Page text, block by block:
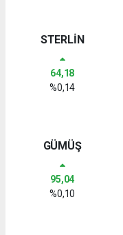
STERLİN
64,18
%0,14
GÜMÜŞ
95,04
%0,10